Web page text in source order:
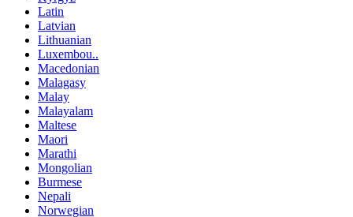
Latin
Latvian
Lithuanian
Luxembou..
Macedonian
Malagasy
Malay
Malayalam
Maltese
Maori
Marathi
Mongolian
Burmese
Nepali
Norwegian